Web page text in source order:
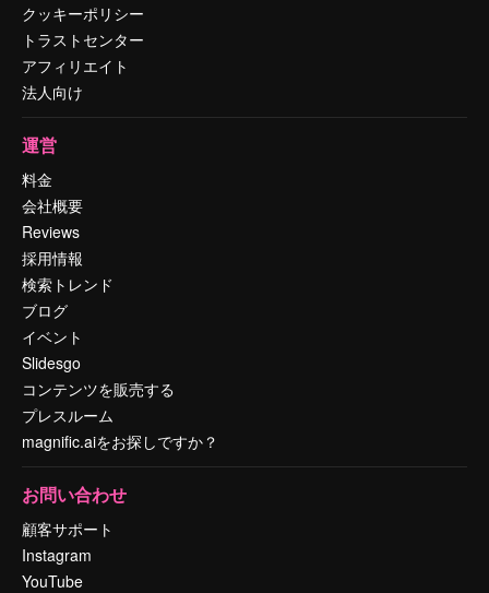
クッキーポリシー
トラストセンター
アフィリエイト
法人向け
運営
料金
会社概要
Reviews
採用情報
検索トレンド
ブログ
イベント
Slidesgo
コンテンツを販売する
プレスルーム
magnific.aiをお探しですか？
お問い合わせ
顧客サポート
Instagram
YouTube